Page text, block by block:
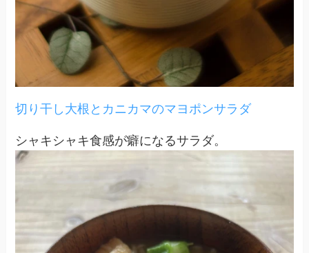
切り干し大根とカニカマのマヨポンサラダ
シャキシャキ食感が癖になるサラダ。